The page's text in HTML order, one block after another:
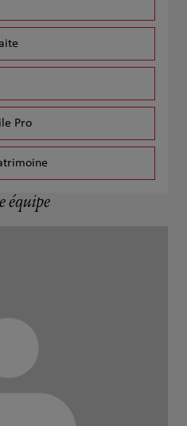
Pro
équipe